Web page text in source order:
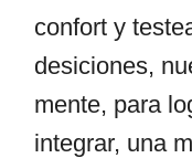
confort y
desiciones,
mente, para
integrar, una